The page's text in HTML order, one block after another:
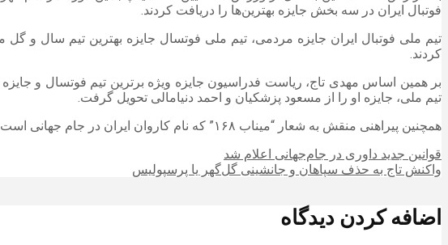
فوتبال ایران در سه بخش جایزه بهترین‌ها را دریافت کردند.
کردند.
بر همین اساس مهدی تاج، ریاست فدراسیون جایزه ویژه برترین تیم فوتسال و
تیم ملی، جایزه او را از مسعود پزشکیان و احمد دنیامالی تحویل گرفت.
همچنین پیراهنی منقش به شعار “میناب ۱۶۸” که نام کاروان ایران در جام جهانی است با امضای قهرمانان ۱۴۰۴ حاضر در مراسم به رئیس جمهوری اهداء شد.
قوانین جدید داوری در جام‌جهانی اعلام شد
واکنش تاج به حذف سپاهان و جانشینی گل‌گهر یا پرسپولیس
اضافه کردن دیدگاه